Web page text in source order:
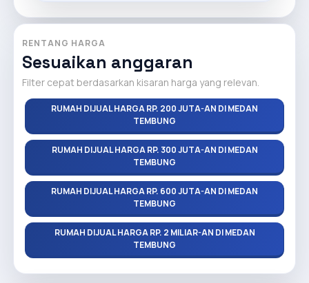
RENTANG HARGA
Sesuaikan anggaran
Filter cepat berdasarkan kisaran harga yang relevan.
RUMAH DIJUAL HARGA RP. 200 JUTA-AN DI MEDAN
TEMBUNG
RUMAH DIJUAL HARGA RP. 300 JUTA-AN DI MEDAN
TEMBUNG
RUMAH DIJUAL HARGA RP. 600 JUTA-AN DI MEDAN
TEMBUNG
RUMAH DIJUAL HARGA RP. 2 MILIAR-AN DI MEDAN
TEMBUNG